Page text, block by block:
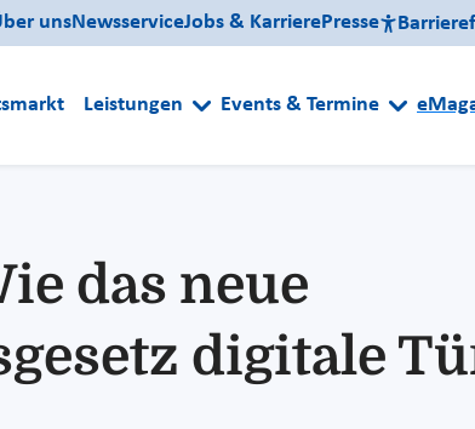
unsNewsserviceJobs & KarrierePresse
Leistungen Events & Termine
das neue
digitale